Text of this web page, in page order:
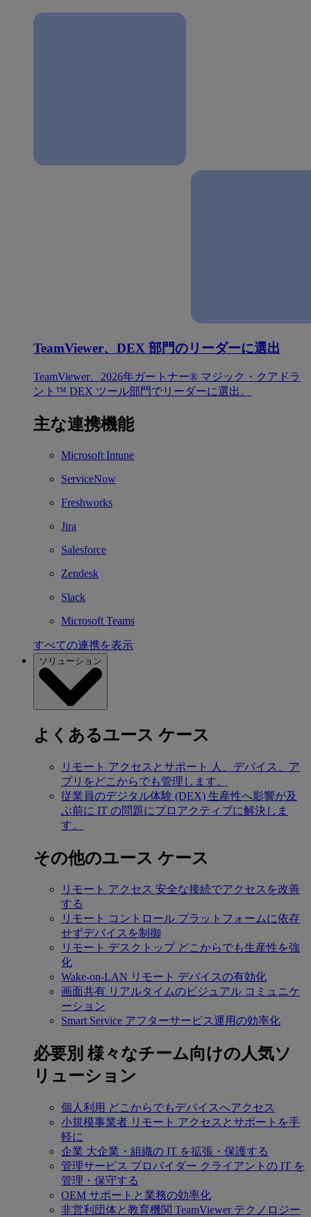
TeamViewer、DEX 部門のリーダーに選出
TeamViewer、2026年ガートナー® マジック・クアドラ
ント™ DEX ツール部門でリーダーに選出。
主な連携機能
Microsoft Intune
ServiceNow
Freshworks
Jira
Salesforce
Zendesk
Slack
Microsoft Teams
すべての連携を表示
ソリューション
よくあるユース ケース
リモート アクセスとサポート
人、デバイス、ア
プリをどこからでも管理します。
従業員のデジタル体験 (DEX) 生産性へ影響が及
ぶ前に IT の問題にプロアクティブに解決しま
す。
その他のユース ケース
リモート アクセス 安全な接続でアクセスを改善
する
リモート コントロール プラットフォームに依存
せずデバイスを制御
リモート デスクトップ どこからでも生産性を強
化
Wake-on-LAN リモート デバイスの有効化
画面共有 リアルタイムのビジュアル コミュニケ
ーション
Smart Service アフターサービス運用の効率化
必要別 様々なチーム向けの人気ソ
リューション
個人利用 どこからでもデバイスへアクセス
小規模事業者 リモート アクセスとサポートを手
軽に
企業 大企業・組織の IT を拡張・保護する
管理サービス プロバイダー クライアントの IT を
管理・保守する
OEM サポートと業務の効率化
非営利団体と教育機関 TeamViewer テクノロジー